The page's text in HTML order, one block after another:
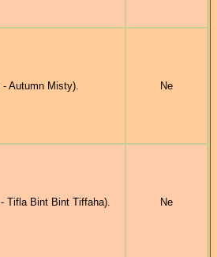
Autumn Misty). Ne
Tifla Bint Bint Tiffaha). Ne